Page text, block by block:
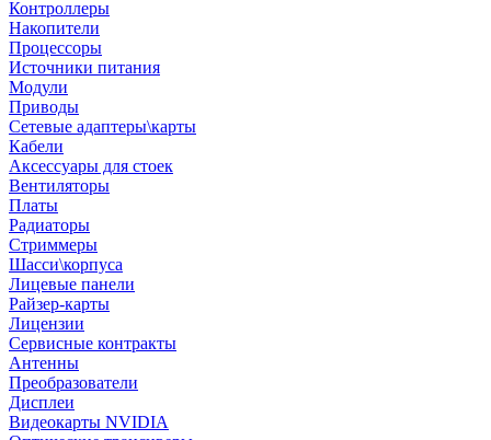
Контроллеры
Накопители
Процессоры
Источники питания
Модули
Приводы
Сетевые адаптеры\карты
Кабели
Аксессуары для стоек
Вентиляторы
Платы
Радиаторы
Стриммеры
Шасси\корпуса
Лицевые панели
Райзер-карты
Лицензии
Сервисные контракты
Антенны
Преобразователи
Дисплеи
Видеокарты NVIDIA